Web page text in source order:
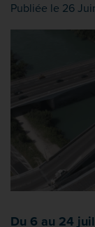
Publiée le 26
Du 6 au 24